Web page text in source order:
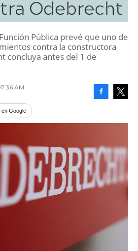
Odebrecht
Pública prevé que uno de
contra la constructora
concluya antes del 1 de
AM
Google